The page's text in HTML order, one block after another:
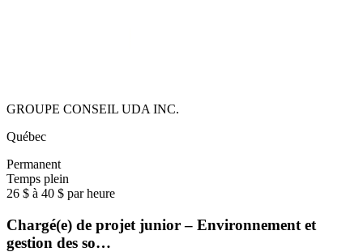
GROUPE CONSEIL UDA INC.
Québec
Permanent
Temps plein
26 $ à 40 $ par heure
Chargé(e) de projet junior – Environnement et
gestion des so…